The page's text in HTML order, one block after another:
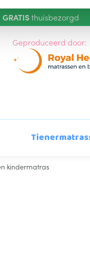
GRATISthuisbezorgd
Geproduceerd door:
kindermatras